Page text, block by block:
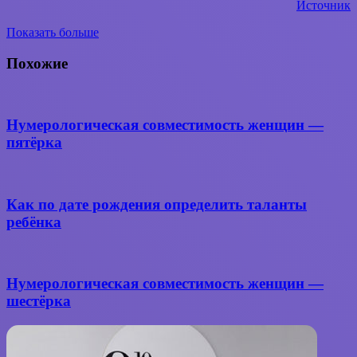
Источник
Показать больше
через
Похожие
Нумерологическая совместимость женщин —
пятёрка
Как по дате рождения определить таланты
ребёнка
Нумерологическая совместимость женщин —
шестёрка